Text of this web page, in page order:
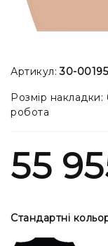
Артикул: 30-00195
Розмір накладки:
робота
55
Стандартні